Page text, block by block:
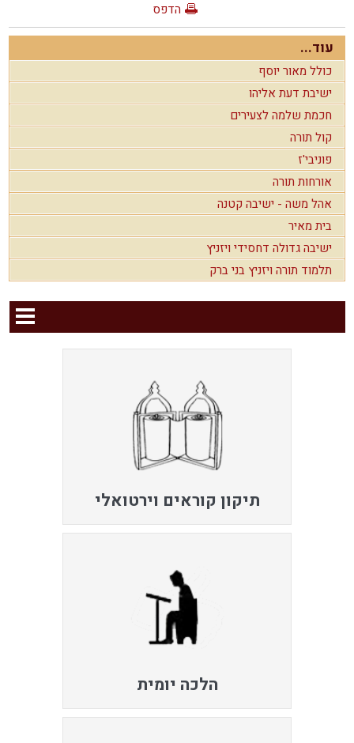
הדפס
עוד...
כולל מאור יוסף
ישיבת דעת אליהו
חכמת שלמה לצעירים
קול תורה
פוניבי'ז
אורחות תורה
אהל משה - ישיבה קטנה
בית מאיר
ישיבה גדולה דחסידי ויזניץ
תלמוד תורה ויזניץ בני ברק
תיקון קוראים וירטואלי
הלכה יומית